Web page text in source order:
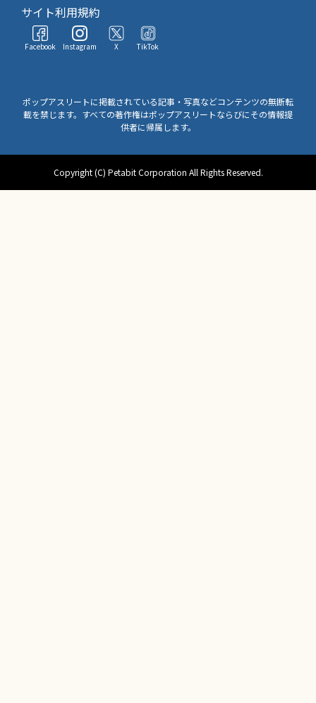
サイト利用規約
Facebook Instagram X TikTok
ポップアスリートに掲載されている記事・写真などコンテンツの無断転
載を禁じます。すべての著作権はポップアスリートならびにその情報提
供者に帰属します。
Copyright (C) Petabit Corporation All Rights Reserved.